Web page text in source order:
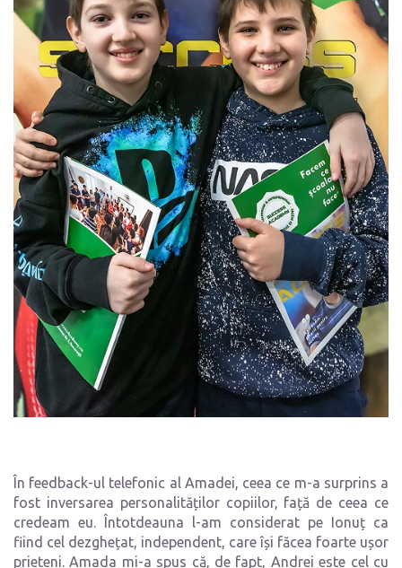
În feedback-ul telefonic al Amadei, ceea ce m-a surprins a
fost inversarea personalităților copiilor, față de ceea ce
credeam eu. Întotdeauna l-am considerat pe Ionuț ca
fiind cel dezghețat, independent, care își făcea foarte ușor
prieteni. Amada mi-a spus că, de fapt, Andrei este cel cu